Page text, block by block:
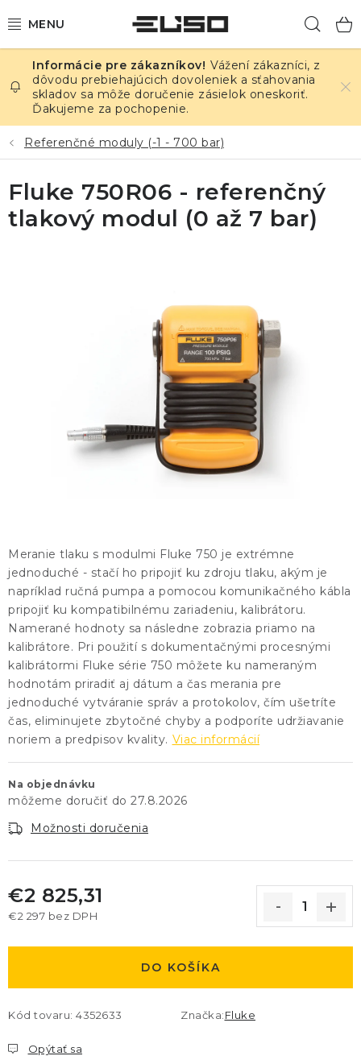
na
ELEKTRINA
TEPLOTA A VLHKOSŤ
TLAK A ÚNIKY
ZÁZNAMNÍKY
Vážení zákazníci, z
dôvodu prebiehajúcich dovoleniek a sťahovania
skladov sa môže doručenie zásielok oneskoriť.
Ďakujeme za pochopenie.
Referenčné moduly (-1 - 700 bar)
Meranie tlaku s modulmi Fluke 750 je extrémne
jednoduché - stačí ho pripojiť ku zdroju tlaku, akým je
napríklad ručná pumpa a pomocou komunikačného kábla
pripojiť ku kompatibilnému zariadeniu, kalibrátoru.
Namerané hodnoty sa následne zobrazia priamo na
kalibrátore. Pri použití s dokumentačnými procesnými
kalibrátormi Fluke série 750 môžete ku nameraným
hodnotám priradiť aj dátum a čas merania pre
jednoduché vytváranie správ a protokolov, čím ušetríte
čas, eliminujete zbytočné chyby a podporíte udržiavanie
noriem a predpisov kvality. Viac informácií
Na objednávku
27.8.2026
Možnosti doručenia
€2 825,31
€2 297 bez DPH
DO KOŠÍKA
Kód tovaru: 4352633 Značka:Fluke
Opýtať sa
Fluke 750R06 - referenčný
tlakový modul (0 až 7 bar)